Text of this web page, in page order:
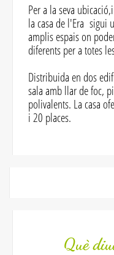
Per a la seva
la casa de l'Era sigui
amplis espais on
diferents per a totes
Distribuida en dos
sala amb llar de foc,
polivalents. La casa
i 20 places.
Què